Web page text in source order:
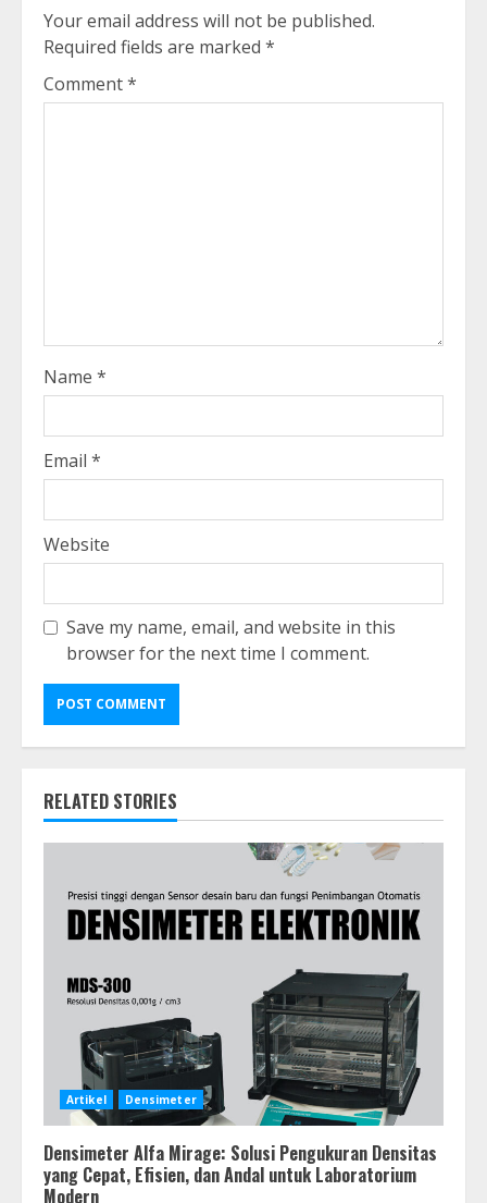
Your email address will not be published.
Required fields are marked *
Comment*
Name *
Email *
Website
Save my name, email, and website in this
browser for the next time I comment.
RELATED STORIES
Artikel Densimeter
Densimeter Alfa Mirage: Solusi Pengukuran Densitas
yang Cepat, Efisien, dan Andal untuk Laboratorium
Modern